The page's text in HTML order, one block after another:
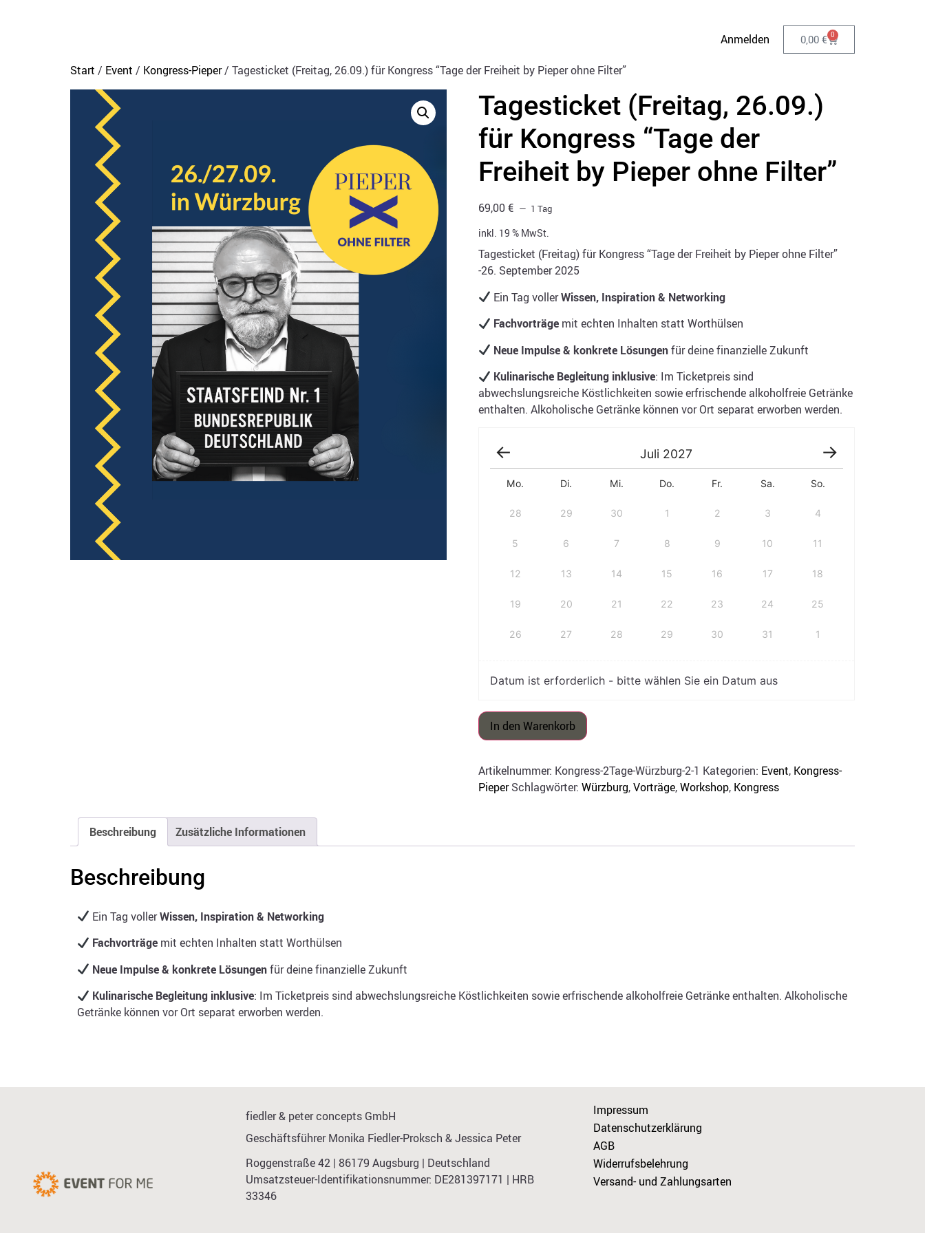
Anmelden 0,00 € 0
Start / Event / Kongress-Pieper/ Tagesticket (Freitag, 26.09.) für Kongress “Tage der Freiheit by Pieper ohne Filter”
Tagesticket (Freitag, 26.09.)
für Kongress “Tage der
Freiheit by Pieper ohne Filter”
69,00€ 1 Tag
inkl. 19 % MwSt.
Tagesticket (Freitag) für Kongress “Tage der Freiheit by Pieper ohne Filter”
-26. September 2025
Ein Tag vollerWissen, Inspiration & Networking
Fachvorträge mit echten Inhalten statt Worthülsen
Neue Impulse & konkrete Lösungenfür deine finanzielle Zukunft
Kulinarische Begleitung inklusive: Im Ticketpreis sind
abwechslungsreiche Köstlichkeiten sowie erfrischende alkoholfreie Getränke
enthalten. Alkoholische Getränke können vor Ort separat erworben werden.
Juli 2027
Mo. Di. Mi. Do. Fr. Sa. So.
28 29 30 1 2 3 4
5 6 7 8 9 10 11
12 13 14 15 16 17 18
19 20 21 22 23 24 25
26 27 28 29 30 31 1
Datum ist erforderlich - bitte wählen Sie ein Datum aus
In den Warenkorb
Artikelnummer: Kongress-2Tage-Würzburg-2-1 Kategorien: Event, Kongress-
Pieper Schlagwörter: Würzburg,Vorträge,Workshop, Kongress
Beschreibung Zusätzliche Informationen
Beschreibung
Ein Tag vollerWissen, Inspiration & Networking
Fachvorträge mit echten Inhalten statt Worthülsen
Neue Impulse & konkrete Lösungenfür deine finanzielle Zukunft
Kulinarische Begleitung inklusive: Im Ticketpreis sind abwechslungsreiche Köstlichkeiten sowie erfrischende alkoholfreie Getränke enthalten. Alkoholische
Getränke können vor Ort separat erworben werden.
fiedler & peter concepts GmbH
Geschäftsführer Monika Fiedler-Proksch & Jessica Peter
Roggenstraße 42 | 86179 Augsburg | Deutschland
Umsatzsteuer-Identifikationsnummer: DE281397171 | HRB
33346
Impressum
Datenschutzerklärung
AGB
Widerrufsbelehrung
Versand- und Zahlungsarten